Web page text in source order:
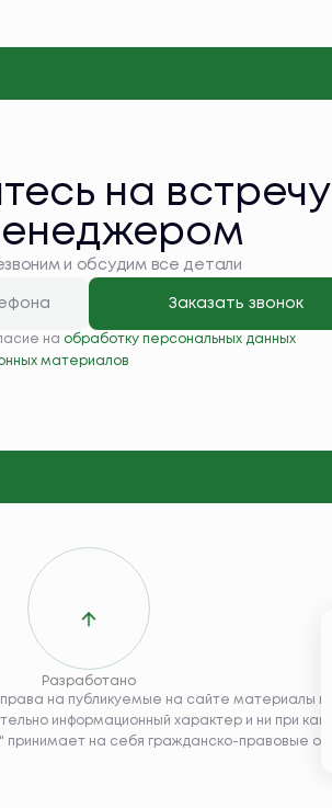
на встречу
и обсудим все детали
Заказать звонок
на обработку персональных данных
материалов
Разработано